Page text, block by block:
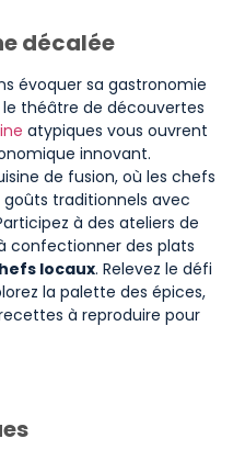
décalée
évoquer sa gastronomie
théâtre de découvertes
atypiques vous ouvrent
innovant.
de fusion, où les chefs
traditionnels avec
à des ateliers de
confectionner des plats
locaux. Relevez le défi
la palette des épices,
à reproduire pour